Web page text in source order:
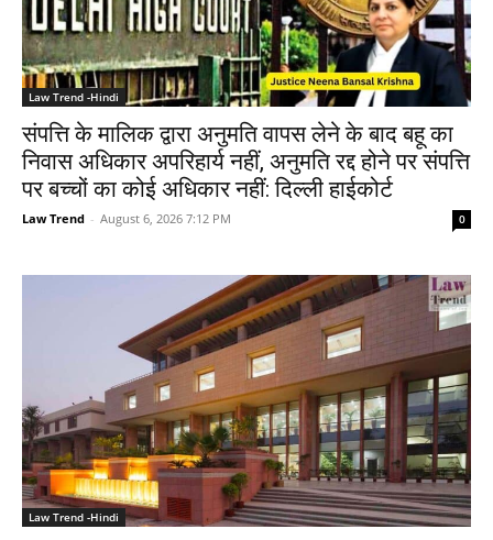
Law Trend -Hindi
संपत्ति के मालिक द्वारा अनुमति वापस लेने के बाद बहू का
निवास अधिकार अपरिहार्य नहीं, अनुमति रद्द होने पर संपत्ति
पर बच्चों का कोई अधिकार नहीं: दिल्ली हाईकोर्ट
Law Trend - August 6, 2026 7:12 PM 0
Law Trend -Hindi